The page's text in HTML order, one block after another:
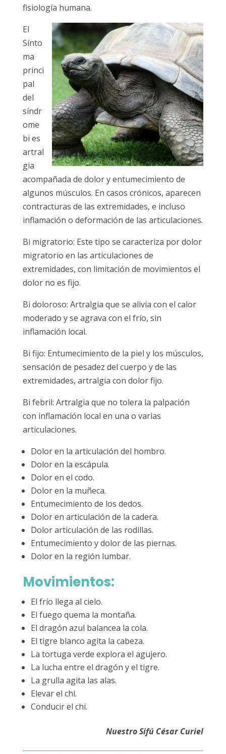
fisiología humana.
El
Sínto
ma
princi
pal
del
síndr
ome
bi es
artral
gia
acompañada de dolor y entumecimiento de
algunos músculos. En casos crónicos, aparecen
contracturas de las extremidades, e incluso
inflamación o deformación de las articulaciones.
Bi migratorio: Este tipo se caracteriza por dolor
migratorio en las articulaciones de
extremidades, con limitación de movimientos el
dolor no es fijo.
Bi doloroso: Artralgia que se alivia con el calor
moderado y se agrava con el frío, sin
inflamación local.
Bi fijo: Entumecimiento de la piel y los músculos,
sensación de pesadez del cuerpo y de las
extremidades, artralgia con dolor fijo.
Bi febril: Artralgia que no tolera la palpación
con inflamación local en una o varias
articulaciones.
Dolor en la articulación del hombro.
Dolor en la escápula.
Dolor en el codo.
Dolor en la muñeca.
Entumecimiento de los dedos.
Dolor en articulación de la cadera.
Dolor articulación de las rodillas.
Entumecimiento y dolor de las piernas.
Dolor en la región lumbar.
Movimientos:
El frío llega al cielo.
El fuego quema la montaña.
El dragón azul balancea la cola.
El tigre blanco agita la cabeza.
La tortuga verde explora el agujero.
La lucha entre el dragón y el tigre.
La grulla agita las alas.
Elevar el chi.
Conducir el chi.
Nuestro Sifú César Curiel